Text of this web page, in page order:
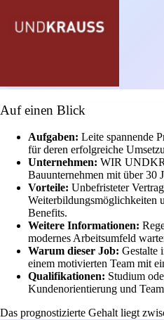
Auf einen Blick
Aufgaben: Leite spannende
für deren erfolgreiche
Unternehmen: WIR
Bauunternehmen mit über 30
Vorteile: Unbefristeter
Weiterbildungsmöglichkeiten
Benefits.
Weitere Informationen:
modernes Arbeitsumfeld
Warum dieser Job: Gestalte
einem motivierten Team mit
Qualifikationen: Studium
Kundenorientierung und
Das prognostizierte Gehalt liegt